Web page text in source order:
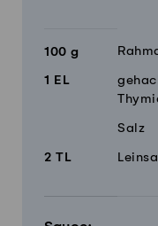
100 g
1 EL
Salz
2 TL